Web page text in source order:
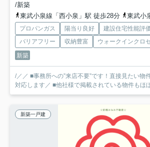
/新築
東武小泉線「西小泉」駅 徒歩28分
東武小泉
プロパンガス 陽当り良好
建設住宅性能評
バリアフリー
収納豊富
ウォークインクロ
新築
/／／ ■事務所への”来店不要”です！直接見たい物
対応します／ ■他社様で掲載されている物件もほ
新築一戸建